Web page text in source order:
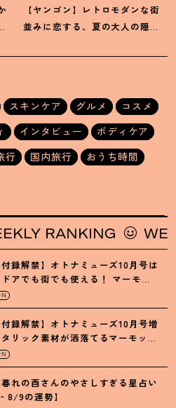
【ヤンゴン】レトロモダンな街
並みに恋する、夏の大人の隠れ
スキンケア グルメ
コスメ
インタビュー
ボディケア
行 国内旅行
おうち時間
RANKING
付録解禁】オトナミューズ10月号は
アでも街でも使える ！ マーモッ
ョルダー
付録解禁】オトナミューズ10月号増
リック素材が洒落てるマーモット
ッグ
れの酉さんのやさしすぎる星占い
9の運勢】